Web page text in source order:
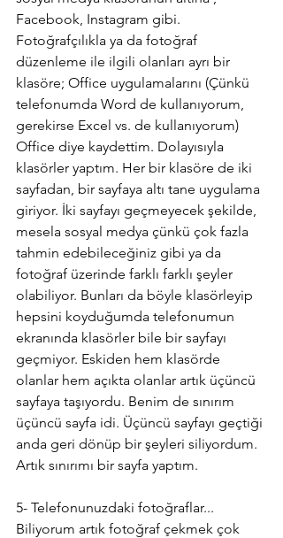
Facebook, Instagram gibi.
Fotoğrafçılıkla ya da fotoğraf
düzenleme ile ilgili olanları ayrı bir
klasöre; Office uygulamalarını (Çünkü
telefonumda Word de kullanıyorum,
gerekirse Excel vs. de kullanıyorum)
Office diye kaydettim. Dolayısıyla
klasörler yaptım. Her bir klasöre de iki
sayfadan, bir sayfaya altı tane uygulama
giriyor. İki sayfayı geçmeyecek şekilde,
mesela sosyal medya çünkü çok fazla
tahmin edebileceğiniz gibi ya da
fotoğraf üzerinde farklı farklı şeyler
olabiliyor. Bunları da böyle klasörleyip
hepsini koyduğumda telefonumun
ekranında klasörler bile bir sayfayı
geçmiyor. Eskiden hem klasörde
olanlar hem açıkta olanlar artık üçüncü
sayfaya taşıyordu. Benim de sınırım
üçüncü sayfa idi. Üçüncü sayfayı geçtiği
anda geri dönüp bir şeyleri siliyordum.
Artık sınırımı bir sayfa yaptım.
5- Telefonunuzdaki fotoğraflar...
Biliyorum artık fotoğraf çekmek çok